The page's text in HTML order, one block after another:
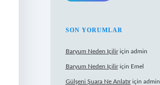
SON YORUMLAR
Baryum Neden Içiliriçin admin
Baryum Neden Içiliriçin Emel
Gülşeni Şuara Ne Anlatıriçin admin